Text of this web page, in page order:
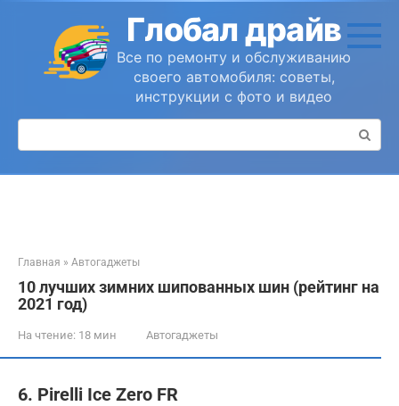
контенту
Глобал драйв
Все по ремонту и обслуживанию
своего автомобиля: советы,
инструкции с фото и видео
Поиск:
Главная » Автогаджеты
10 лучших зимних шипованных шин (рейтинг на
2021 год)
На чтение: 18 мин Автогаджеты
6. Pirelli Ice Zero FR